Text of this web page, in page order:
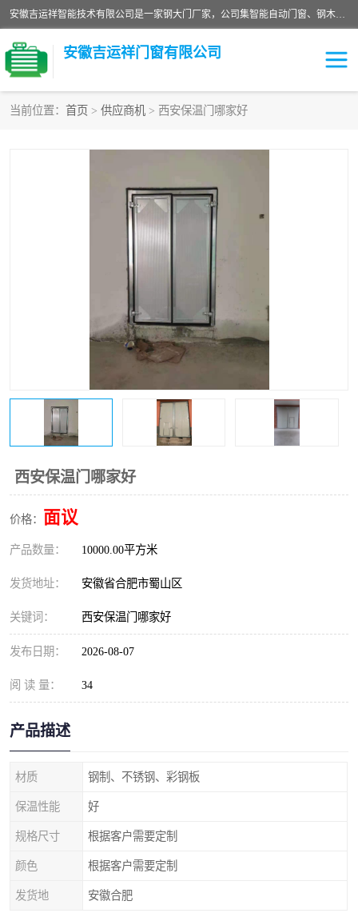
安徽吉运祥智能技术有限公司是一家钢大门厂家，公司集智能自动门窗、钢木门、特种门窗、工业门窗、图集门窗、定制门窗、非标门窗等通道产品的研发设计、制作、安装于一体的综合性、性高新技术企业。
安徽吉运祥门窗有限公司
当前位置： 首页 > 供应商机 > 西安保温门哪家好
西安保温门哪家好
价格： 面议
产品数量： 10000.00平方米
发货地址： 安徽省合肥市蜀山区
关键词： 西安保温门哪家好
发布日期： 2026-08-07
阅 读 量： 34
产品描述
材质 钢制、不锈钢、彩钢板
保温性能 好
规格尺寸 根据客户需要定制
颜色 根据客户需要定制
发货地 安徽合肥
钢木门
监狱门及监狱设备
变压器室配电房门 钢大门厂家